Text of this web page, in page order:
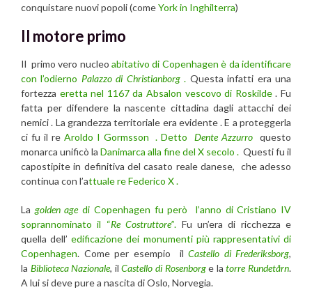
conquistare nuovi popoli (comeYork in Inghilterra)
Il motore primo
Il primo vero nucleo abitativo di Copenhagen è da identificare
con l’odierno Palazzo di Christianborg. Questa infatti era una
fortezza eretta nel 1167 da Absalon vescovo di Roskilde. Fu
fatta per difendere la nascente cittadina dagli attacchi dei
nemici . La grandezza territoriale era evidente . E a proteggerla
ci fu il re Aroldo I Gormsson .DettoDente Azzurro questo
monarca unificò la Danimarca alla fine del X secolo . Questi fu il
capostipite in definitiva del casato reale danese, che adesso
continua con l’attuale re Federico X .
La golden agedi Copenhagen fu però l’anno di Cristiano IV
soprannominato il “Re Costruttore”. Fu un’era di ricchezza e
quella dell’ edificazione dei monumenti più rappresentativi di
Copenhagen. Come per esempio il Castello di Frederiksborg,
la Biblioteca Nazionale, ilCastello di Rosenborge latorre Rundetårn.
A lui si deve pure a nascita di Oslo, Norvegia.